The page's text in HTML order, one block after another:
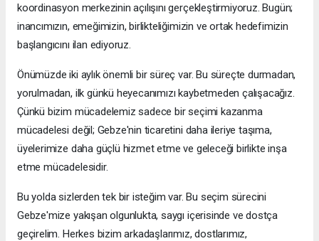
koordinasyon merkezinin açılışını gerçekleştirmiyoruz. Bugün;
inancımızın, emeğimizin, birlikteliğimizin ve ortak hedefimizin
başlangıcını ilan ediyoruz.
Önümüzde iki aylık önemli bir süreç var. Bu süreçte durmadan,
yorulmadan, ilk günkü heyecanımızı kaybetmeden çalışacağız.
Çünkü bizim mücadelemiz sadece bir seçimi kazanma
mücadelesi değil; Gebze'nin ticaretini daha ileriye taşıma,
üyelerimize daha güçlü hizmet etme ve geleceği birlikte inşa
etme mücadelesidir.
Bu yolda sizlerden tek bir isteğim var. Bu seçim sürecini
Gebze'mize yakışan olgunlukta, saygı içerisinde ve dostça
geçirelim. Herkes bizim arkadaşlarımız, dostlarımız,